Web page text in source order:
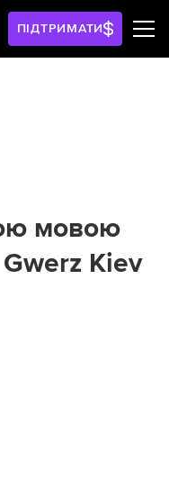
ПІДТРИМАТИ
мовою
Kiev